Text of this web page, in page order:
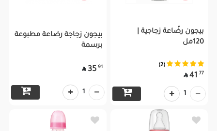
بيجون رضّاعة زجاجية |
120مل
(2)
77
41

1
بيجون زجاجة رضاعة مطبوعة
برسمة
91
35

1